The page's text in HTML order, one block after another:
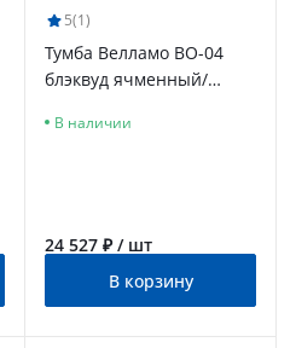
5(1)
Тумба Велламо ВО-04
блэквуд ячменный/
В наличии
24 527 ₽ / шт
В корзину